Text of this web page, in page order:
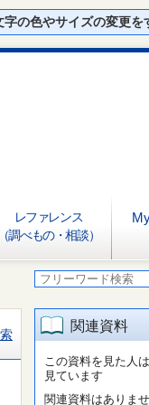
の色やサイズの変更を
レファレンス
調べもの・相談）
関連資料
この資料を見た人
見ています
関連資料はありませ